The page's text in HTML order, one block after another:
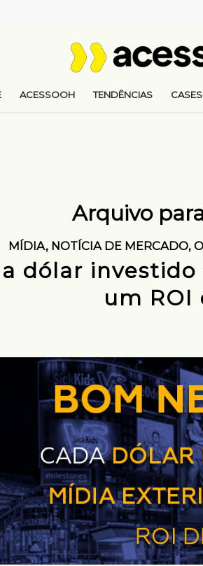
ACESSOOH TENDÊNCIAS
Arquivo
MÍDIA, NOTÍCIA DE MERCADO,
dólar
um ROI